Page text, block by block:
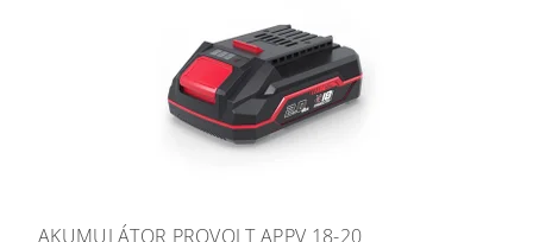
AKUMULÁTOR PROVOLT APPV 18-20